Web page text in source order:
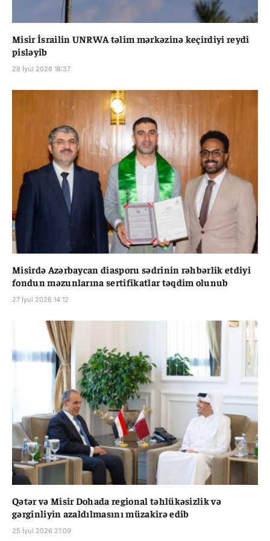
Misir İsrailin UNRWA təlim mərkəzinə keçirdiyi reydi
pisləyib
28 İyul 2026 18:37
Misirdə Azərbaycan diasporu sədrinin rəhbərlik etdiyi
fondun məzunlarına sertifikatlar təqdim olunub
27 İyul 2026 14:12
Qətər və Misir Dohada regional təhlükəsizlik və
gərginliyin azaldılmasını müzakirə edib
25 İyul 2026 21:09